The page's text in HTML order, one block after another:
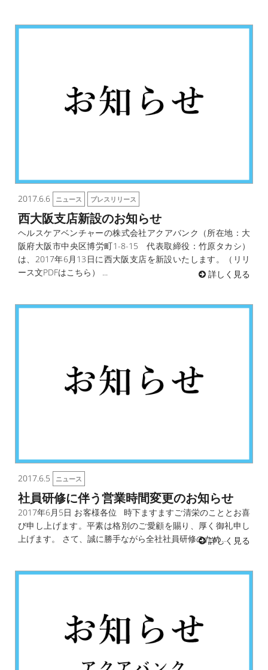
2017.6.6 ニュース プレスリリース
西大阪支店新設のお知らせ
ヘルスケアベンチャーの株式会社アクアバンク（所在地：大
阪府大阪市中央区博労町1-8-15 代表取締役：竹原タカシ）
は、2017年6月13日に西大阪支店を新設いたします。（リリ
ース文PDFはこちら） ...
詳しく見る
2017.6.5 ニュース
社員研修に伴う営業時間変更のお知らせ
2017年6月5日 お客様各位 時下ますますご清栄のこととお喜
び申し上げます。平素は格別のご愛顧を賜り、厚く御礼申し
上げます。 さて、誠に勝手ながら全社社員研修のため...詳しく見る